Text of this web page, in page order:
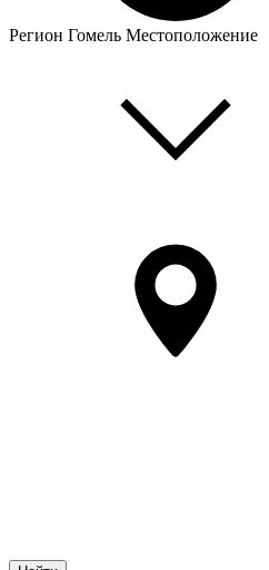
Регион Гомель Местоположение